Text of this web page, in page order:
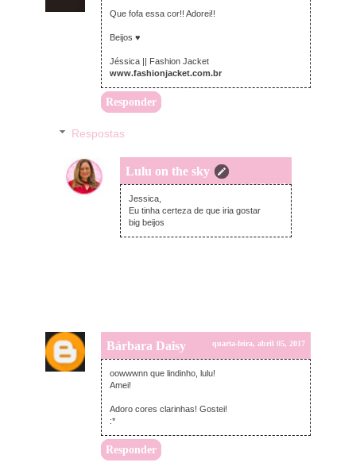
Que fofa essa cor!! Adorei!!
Beijos ♥
Jéssica || Fashion Jacket
www.fashionjacket.com.br
Responder
Respostas
Lulu on the sky
quarta-feira, abril 05, 2017
Jessica,
Eu tinha certeza de que iria gostar
big beijos
Bárbara Daisy quarta-feira, abril 05, 2017
oowwwnn que lindinho, lulu!
Amei!
Adoro cores clarinhas! Gostei!
:*
Responder